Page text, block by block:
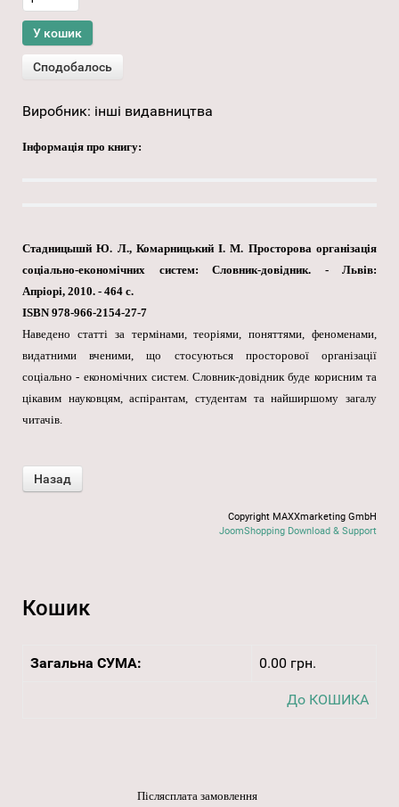
Виробник: інші видавництва
Інформація про книгу:
Стадницышй Ю. Л., Комарницький I. M. Просторова організація
соціально-економічних систем: Словник-довідник. - Львів:
Апріорі, 2010. - 464 с.
ISBN 978-966-2154-27-7
Наведено статті за термінами, теоріями, поняттями, феноменами,
видатними вченими, що стосуються просторової організації
соціально - економічних систем. Словник-довідник буде корисним та
цікавим науковцям, аспірантам, студентам та найширшому загалу
читачів.
Copyright MAXXmarketing GmbH
JoomShopping Download & Support
Кошик
Загальна СУМА: 0.00 грн.
До КОШИКА
Післясплата замовлення